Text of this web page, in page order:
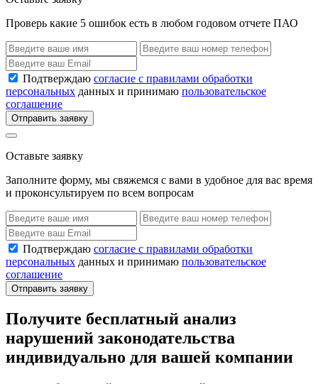
Проверь какие 5 ошибок есть в любом годовом отчете ПАО
Подтверждаю согласие с правилами обработки
персональных данных и принимаю пользовательское
соглашение
Отправить заявку
Оставьте заявку
Заполните форму, мы свяжемся с вами в удобное для вас время
и проконсультируем по всем вопросам
Подтверждаю согласие с правилами обработки
персональных данных и принимаю пользовательское
соглашение
Отправить заявку
Получите бесплатный анализ
нарушений законодательства
индивидуально для вашей компании